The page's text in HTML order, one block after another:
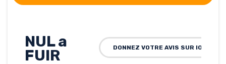
NUL a
FUIR DONNEZ VOTRE AVIS SUR IONOS